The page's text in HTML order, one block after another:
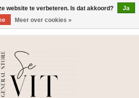
website te verbeteren. Is dat akkoord?
Ja
Meer over cookies »